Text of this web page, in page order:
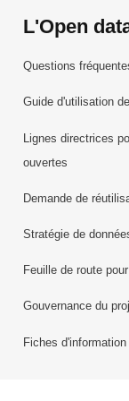
L'Open
Questions
Guide d'utilisation
Lignes directrices
ouvertes
Demande de
Stratégie de
Feuille de route
Gouvernance du
Fiches d'information